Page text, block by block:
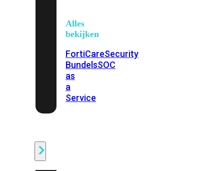
Alles
bekijken
FortiCareSecurity
BundelsSOC
as
a
Service